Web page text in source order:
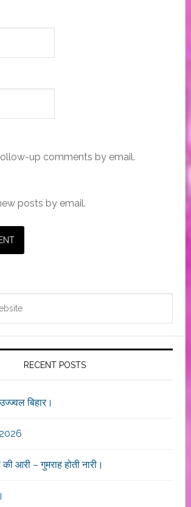
up comments by email.
posts by email.
RECENT POSTS
बिहार।
आरी – गुमराह होती नारी।